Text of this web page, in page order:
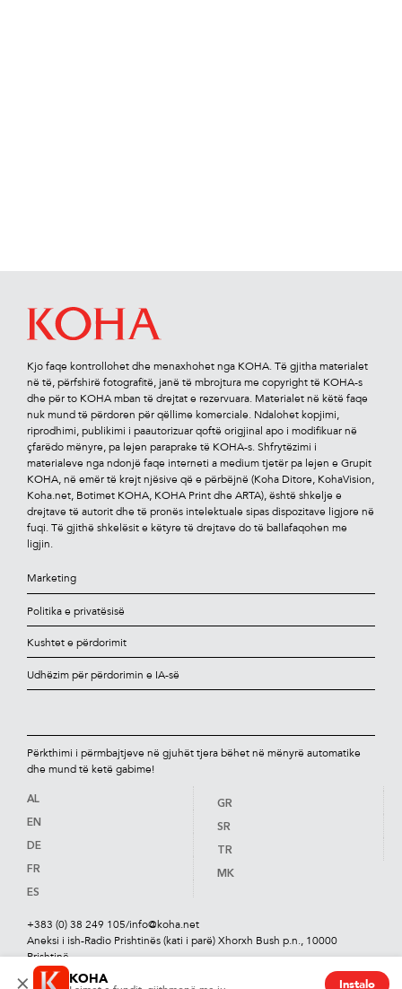
× KOHA Instalo
Kjo faqe kontrollohet dhe menaxhohet nga KOHA. Të gjitha materialet
në të, përfshirë fotograﬁtë, janë të mbrojtura me copyright të KOHA-s
dhe për to KOHA mban të drejtat e rezervuara. Materialet në këtë faqe
nuk mund të përdoren për qëllime komerciale. Ndalohet kopjimi,
riprodhimi, publikimi i paautorizuar qoftë origjinal apo i modiﬁkuar në
çfarëdo mënyre, pa lejen paraprake të KOHA-s. Shfrytëzimi i
materialeve nga ndonjë faqe interneti a medium tjetër pa lejen e Grupit
KOHA, në emër të krejt njësive që e përbëjnë (Koha Ditore, KohaVision,
Koha.net, Botimet KOHA, KOHA Print dhe ARTA), është shkelje e
drejtave të autorit dhe të pronës intelektuale sipas dispozitave ligjore në
fuqi. Të gjithë shkelësit e këtyre të drejtave do të ballafaqohen me
ligjin.
Marketing
Politika e privatësisë
Kushtet e përdorimit
Udhëzim për përdorimin e IA-së
Përkthimi i përmbajtjeve në gjuhët tjera bëhet në mënyrë automatike
dhe mund të ketë gabime!
AL
EN
DE
FR
ES
GR
SR
TR
MK
+383 (0) 38 249 105/info@koha.net
Aneksi i ish-Radio Prishtinës (kati i parë) Xhorxh Bush p.n., 10000
Prishtinë